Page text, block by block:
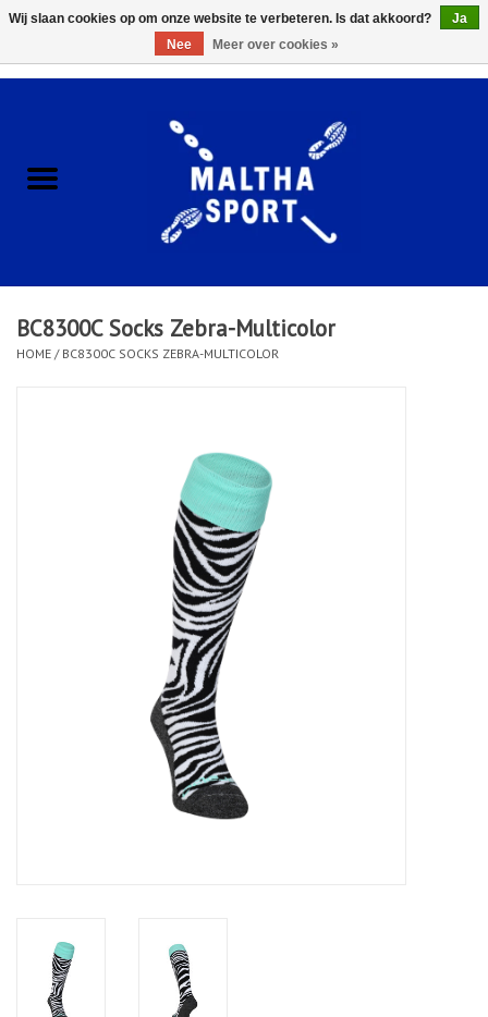
ACCESSOIRES/HARDWARE
KLEDING
CLUBSHOPS
BC8300C Socks Zebra-Multicolor
HOME / BC8300C SOCKS ZEBRA-MULTICOLOR
Wij slaan cookies op om onze website te verbeteren. Is dat akkoord?
Ja
Nee
Meer over cookies »